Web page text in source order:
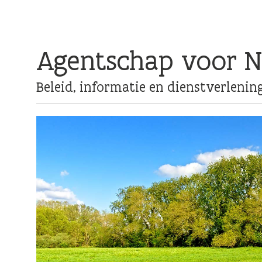
Agentschap voor
Beleid, informatie en